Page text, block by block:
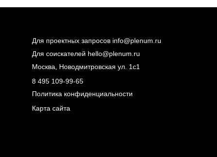
Москва, Новодмитровская ул. 1с1
8 495 109-99-65
Для проектных запросов info@plenum.ru
Политика конфиденциальности
Для соискателей hello@plenum.ru
Карта сайта